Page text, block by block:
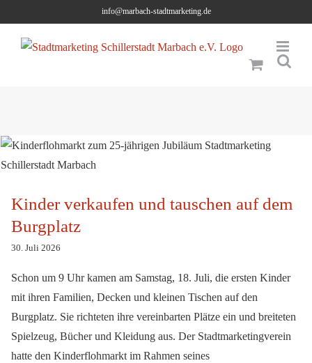
content
info@marbach-stadtmarketing.de
Kinder verkaufen und tauschen auf dem Burgplatz
Kinder verkaufen und tauschen auf dem
Burgplatz
30. Juli 2026
Schon um 9 Uhr kamen am Samstag, 18. Juli, die ersten Kinder
mit ihren Familien, Decken und kleinen Tischen auf den
Burgplatz. Sie richteten ihre vereinbarten Plätze ein und breiteten
Spielzeug, Bücher und Kleidung aus. Der Stadtmarketingverein
hatte den Kinderflohmarkt im Rahmen seines